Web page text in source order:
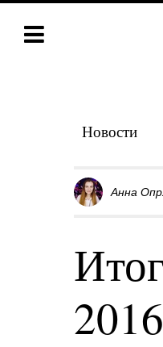
Новости
Анна
2016